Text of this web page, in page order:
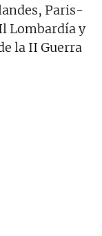
Paris-
Lombardía y
la II Guerra